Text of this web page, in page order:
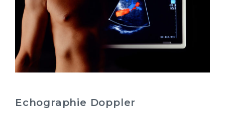
Echographie Doppler